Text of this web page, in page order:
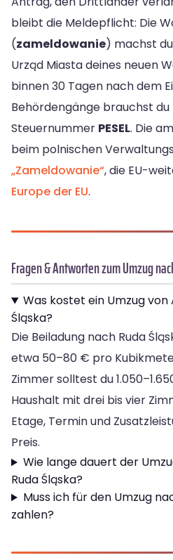
bleibt die Meldepflicht: Die
(zameldowanie) machst
Urząd Miasta deines neuen
binnen 30 Tagen nach dem
Behördengänge brauchst du
Steuernummer PESEL. Die
beim polnischen
„Zameldowanie“, die EU-
Europe der EU.
Fragen & Antworten zum Umzug
Was kostet ein Umzug von
Śląska?
Die Beiladung nach Ruda
etwa 50–80 € pro
Zimmer solltest du
Haushalt mit drei bis vier
Etage, Termin und
Preis.
Wie lange dauert der
Ruda Śląska?
Muss ich für den Umzug
zahlen?